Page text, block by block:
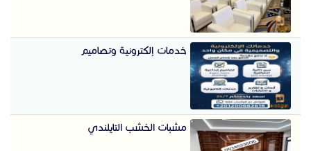
خدمات إلكترونية وتصاميم
مشبات الخشب التايلندي